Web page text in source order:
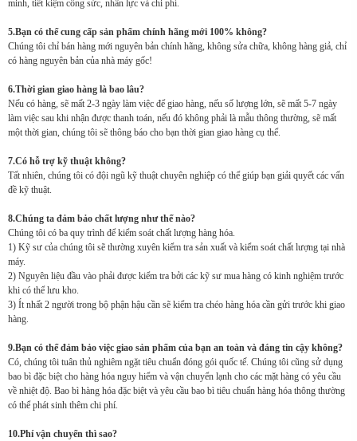
minh, tiết kiệm công sức, nhân lực và chi phí.
5.Bạn có thể cung cấp sản phẩm chính hãng mới 100% không?
Chúng tôi chỉ bán hàng mới nguyên bản chính hãng, không sửa chữa, không hàng giả, chỉ
có hàng nguyên bản của nhà máy gốc!
6.Thời gian giao hàng là bao lâu?
Nếu có hàng, sẽ mất 2-3 ngày làm việc để giao hàng, nếu số lượng lớn, sẽ mất 5-7 ngày
làm việc sau khi nhận được thanh toán, nếu đó không phải là mẫu thông thường, sẽ mất
một thời gian, chúng tôi sẽ thông báo cho bạn thời gian giao hàng cụ thể.
7.Có hỗ trợ kỹ thuật không?
Tất nhiên, chúng tôi có đội ngũ kỹ thuật chuyên nghiệp có thể giúp bạn giải quyết các vấn
đề kỹ thuật.
8.Chúng ta đảm bảo chất lượng như thế nào?
Chúng tôi có ba quy trình để kiểm soát chất lượng hàng hóa.
1) Kỹ sư của chúng tôi sẽ thường xuyên kiểm tra sản xuất và kiểm soát chất lượng tại nhà
máy.
2) Nguyên liệu đầu vào phải được kiểm tra bởi các kỹ sư mua hàng có kinh nghiệm trước
khi có thể lưu kho.
3) Ít nhất 2 người trong bộ phận hậu cần sẽ kiểm tra chéo hàng hóa cần gửi trước khi giao
hàng.
9.Bạn có thể đảm bảo việc giao sản phẩm của bạn an toàn và đáng tin cậy không?
Có, chúng tôi tuân thủ nghiêm ngặt tiêu chuẩn đóng gói quốc tế. Chúng tôi cũng sử dụng
bao bì đặc biệt cho hàng hóa nguy hiểm và vận chuyển lạnh cho các mặt hàng có yêu cầu
về nhiệt độ. Bao bì hàng hóa đặc biệt và yêu cầu bao bì tiêu chuẩn hàng hóa thông thường
có thể phát sinh thêm chi phí.
10.Phí vận chuyển thì sao?